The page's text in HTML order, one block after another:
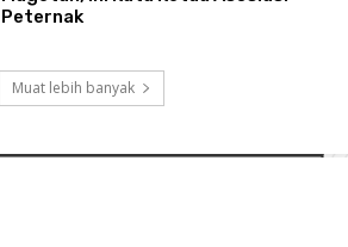
Peternak
Muat lebih banyak